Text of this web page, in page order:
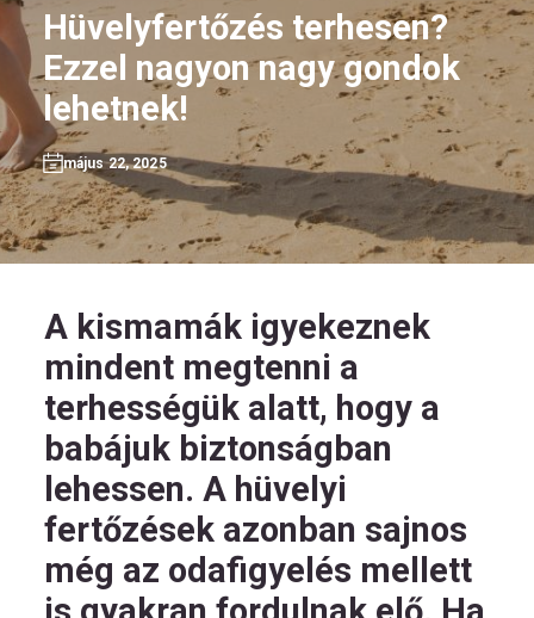
Kövess
minket!
Hüvelyfertőzés terhesen?
Ezzel nagyon nagy gondok
lehetnek!
május 22, 2025
A kismamák igyekeznek
mindent megtenni a
terhességük alatt, hogy a
babájuk biztonságban
lehessen. A hüvelyi
fertőzések azonban sajnos
még az odafigyelés mellett